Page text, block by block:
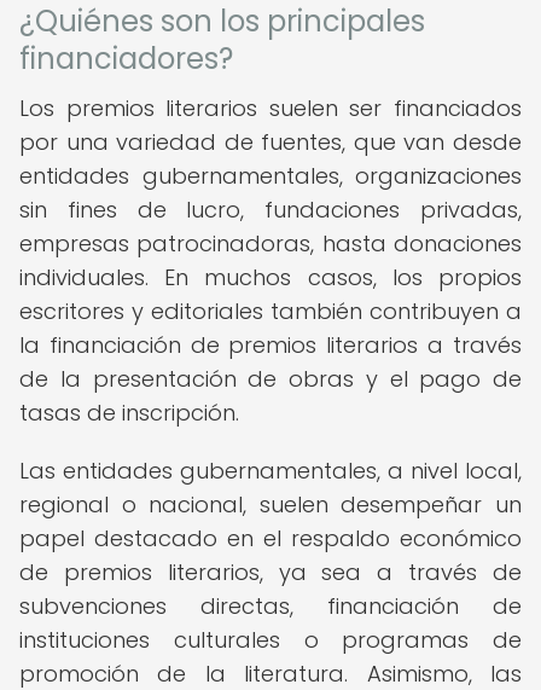
¿Quiénes son los principales
financiadores?
Los premios literarios suelen ser financiados
por una variedad de fuentes, que van desde
entidades gubernamentales, organizaciones
sin fines de lucro, fundaciones privadas,
empresas patrocinadoras, hasta donaciones
individuales. En muchos casos, los propios
escritores y editoriales también contribuyen a
la financiación de premios literarios a través
de la presentación de obras y el pago de
tasas de inscripción.
Las entidades gubernamentales, a nivel local,
regional o nacional, suelen desempeñar un
papel destacado en el respaldo económico
de premios literarios, ya sea a través de
subvenciones directas, financiación de
instituciones culturales o programas de
promoción de la literatura. Asimismo, las